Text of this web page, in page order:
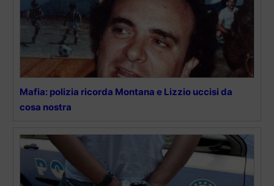
Mafia: polizia ricorda Montana e Lizzio uccisi da
cosa nostra